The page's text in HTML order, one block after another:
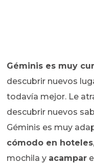
Géminis es muy
descubrir nuevos
todavía mejor. Le
descubrir nuevos
Géminis es muy
cómodo en hoteles
mochila y acampar